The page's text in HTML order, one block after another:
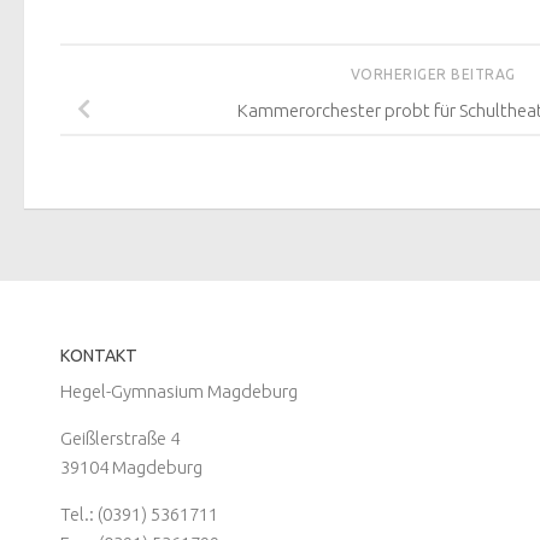
VORHERIGER BEITRAG
Kammerorchester probt für
KONTAKT
Hegel-Gymnasium Magdeburg
Geißlerstraße 4
39104 Magdeburg
Tel.: (0391) 5361711